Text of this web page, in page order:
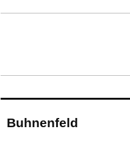
Buhnenfeld